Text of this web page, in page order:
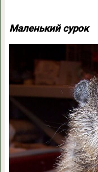
Маленький сурок